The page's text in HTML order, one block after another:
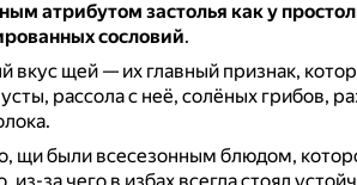
атрибутом застолья как у
сословий.
вкус щей — их главный признак,
рассола с неё, солёных грибов,
щи были всесезонным блюдом,